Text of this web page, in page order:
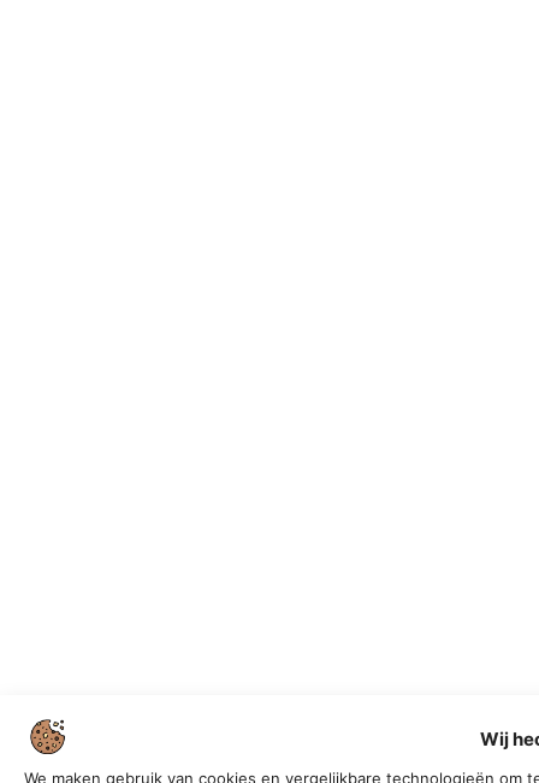
Wij
We maken gebruik van cookies en vergelijkbare technologieën